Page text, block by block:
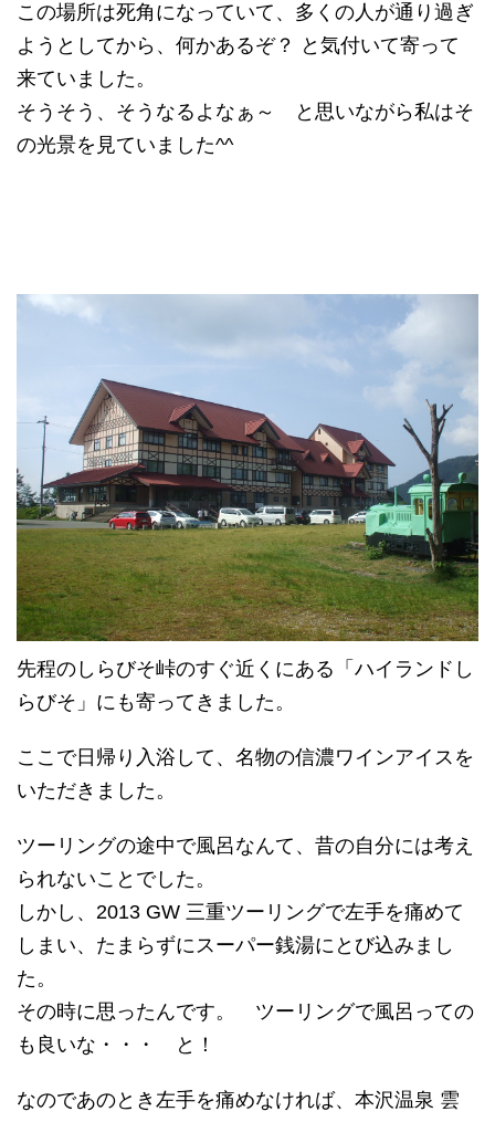
この場所は死角になっていて、多くの人が通り過ぎ
ようとしてから、何かあるぞ？ と気付いて寄って
来ていました。
そうそう、そうなるよなぁ～ と思いながら私はそ
の光景を見ていました^^
先程のしらびそ峠のすぐ近くにある「ハイランドし
らびそ」にも寄ってきました。
ここで日帰り入浴して、名物の信濃ワインアイスを
いただきました。
ツーリングの途中で風呂なんて、昔の自分には考え
られないことでした。
しかし、2013 GW 三重ツーリングで左手を痛めて
しまい、たまらずにスーパー銭湯にとび込みまし
た。
その時に思ったんです。 ツーリングで風呂っての
も良いな・・・ と！
なのであのとき左手を痛めなければ、本沢温泉 雲